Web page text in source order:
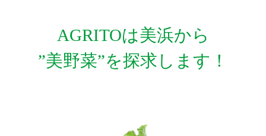
AGRITOは美浜から
”美野菜”を探求します！